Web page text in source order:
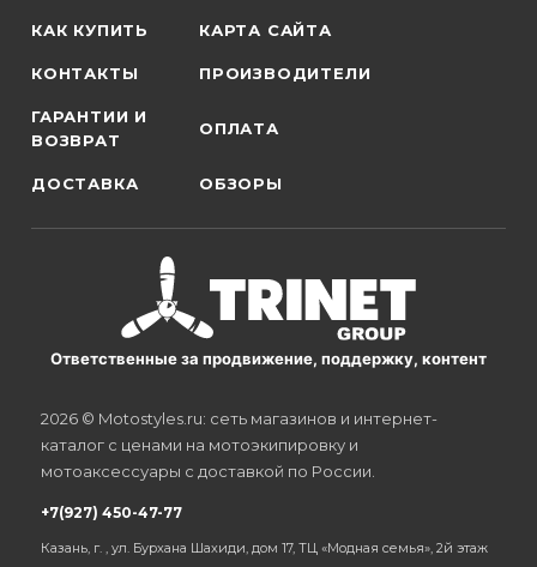
КАК КУПИТЬ КАРТА САЙТА
КОНТАКТЫ ПРОИЗВОДИТЕЛИ
ГАРАНТИИ И
ВОЗВРАТ
ОПЛАТА
ДОСТАВКА ОБЗОРЫ
Ответственные за продвижение, поддержку, контент
2026 © Motostyles.ru: сеть магазинов и интернет-
каталог с ценами на мотоэкипировку и
мотоаксессуары с доставкой по России.
+7(927) 450-47-77
Казань, г. , ул. Бурхана Шахиди, дом 17, ТЦ «Модная семья», 2й этаж